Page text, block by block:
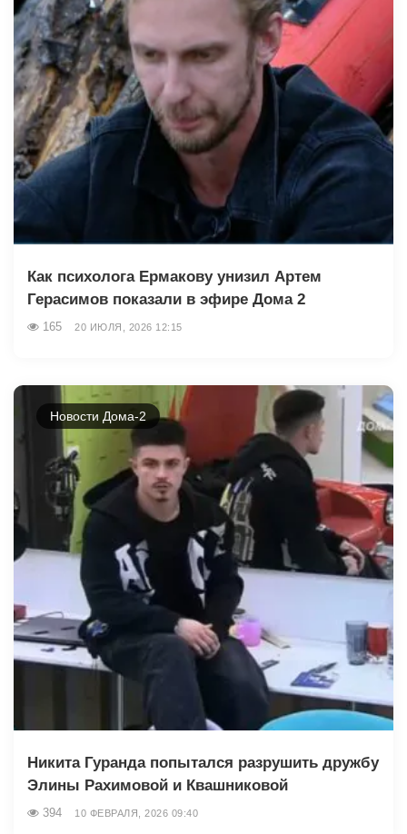
Как психолога Ермакову унизил Артем
Герасимов показали в эфире Дома 2
165 20 ИЮЛЯ, 2026 12:15
Новости Дома-2
Никита Гуранда попытался разрушить дружбу
Элины Рахимовой и Квашниковой
394 10 ФЕВРАЛЯ, 2026 09:40